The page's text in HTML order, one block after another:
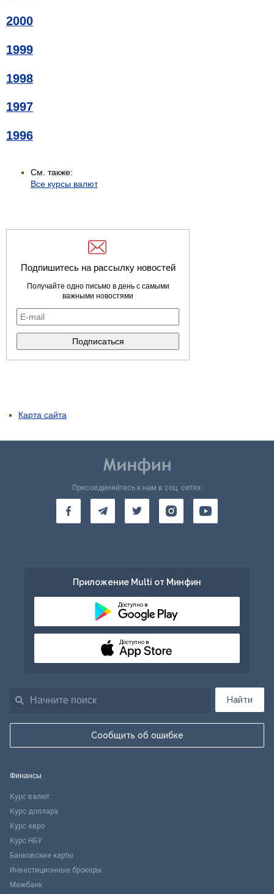
2000
1999
1998
1997
1996
См. также:
Все курсы валют
Подпишитесь на рассылку новостей
Получайте одно письмо в день с самыми
важными новостями
Карта сайта
Найти
Сообщить об ошибке
Присоединяйтесь к нам в соц. сетях:
Приложение Multi от Минфин
Доступно в
Доступно в
Финансы
Курс валют
Курс доллара
Курс евро
Курс НБУ
Банковские карты
Инвестиционные брокеры
Межбанк